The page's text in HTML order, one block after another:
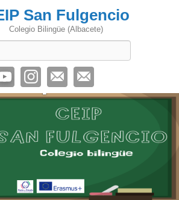
San Fulgencio
Colegio Bilingüe (Albacete)